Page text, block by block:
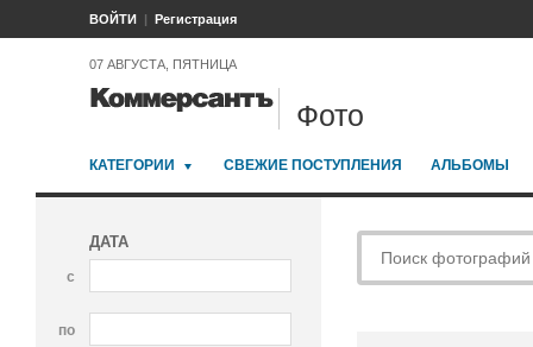
ВОЙТИ Регистрация
07 АВГУСТА, ПЯТНИЦА
Фото
КАТЕГОРИИ СВЕЖИЕ ПОСТУПЛЕНИЯ АЛЬБОМЫ
ДАТА
с
по